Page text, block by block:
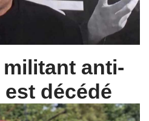
anti-
décédé